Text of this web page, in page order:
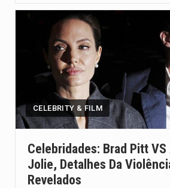
CELEBRITY & FILM
Celebridades: Brad Pitt VS
Jolie, Detalhes Da
Revelados